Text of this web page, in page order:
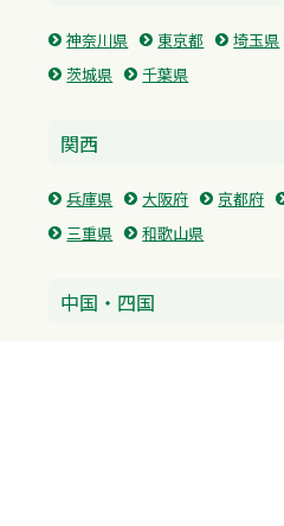
神奈川県 東京都 埼玉県
茨城県
千葉県
関西
兵庫県 大阪府 京都府
三重県
和歌山県
中国・四国